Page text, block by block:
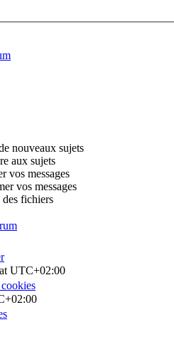
nouveaux sujets
aux sujets
vos messages
vos messages
fichiers
UTC+02:00